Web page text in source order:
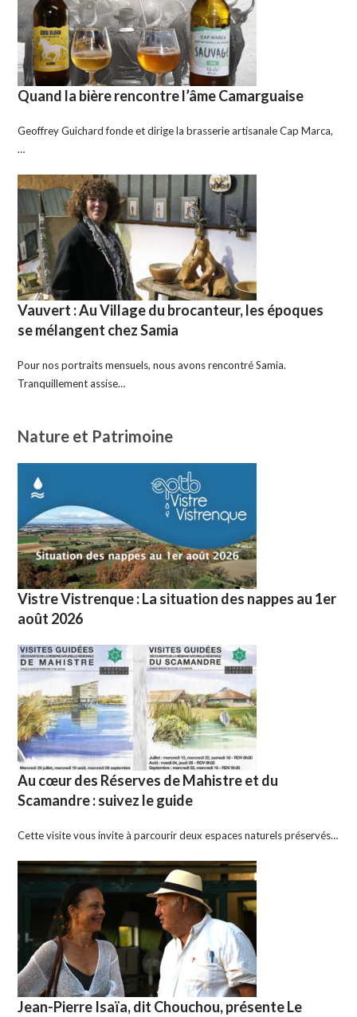
Quand la bière rencontre l’âme Camarguaise
Geoffrey Guichard fonde et dirige la brasserie artisanale Cap Marca,
…
Vauvert : Au Village du brocanteur, les époques
se mélangent chez Samia
Pour nos portraits mensuels, nous avons rencontré Samia.
Tranquillement assise…
Nature et Patrimoine
Vistre Vistrenque : La situation des nappes au 1er
août 2026
Au cœur des Réserves de Mahistre et du
Scamandre : suivez le guide
Cette visite vous invite à parcourir deux espaces naturels préservés…
Jean-Pierre Isaïa, dit Chouchou, présente Le